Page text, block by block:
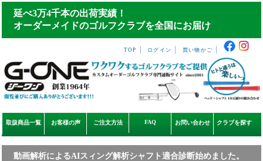
延べ3万4千本の出荷実績！
オーダーメイドのゴルフクラブを全国にお届け
TOP ログイン 買い物かご
取扱商品一覧 お客様の声 ご注文方法 FAQ お問い合わせ クラブを探す
動画解析によるAIスィング解析シャフト適合診断始めました。